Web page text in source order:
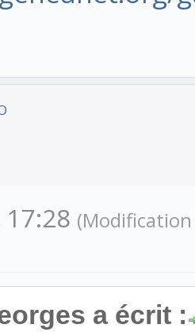
a écrit :